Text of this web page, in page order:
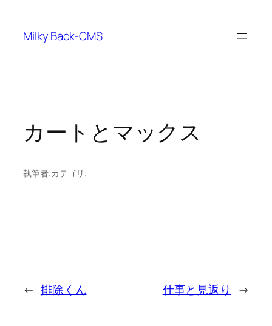
Milky Back-CMS
カートとマックス
執筆者:カテゴリ:
← 排除くん 仕事と見返り →